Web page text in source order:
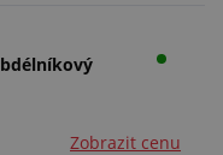
Zobrazit cenu